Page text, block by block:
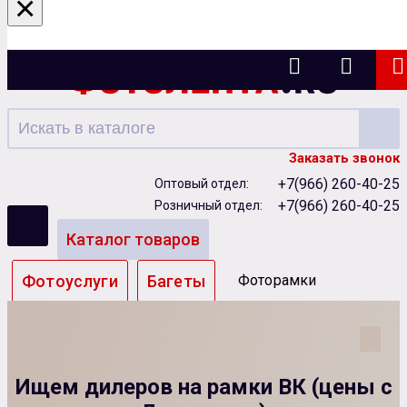
Ижевск
Заказать звонок
Оптовый отдел: +7(966) 260-40-25
Розничный отдел: +7(966) 260-40-25
Каталог товаров
Фотоуслуги Багеты Фоторамки
Батарейки Сублимация
Ищем дилеров на рамки ВК (цены с
×